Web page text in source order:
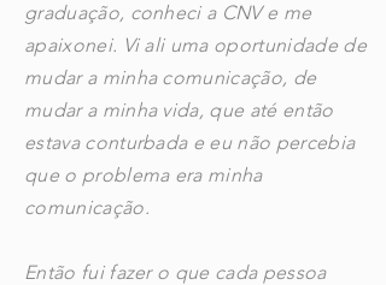
graduação, conheci a CNV e me
apaixonei. Vi ali uma oportunidade de
mudar a minha comunicação, de
mudar a minha vida, que até então
estava conturbada e eu não percebia
que o problema era minha
comunicação.
Então fui fazer o que cada pessoa